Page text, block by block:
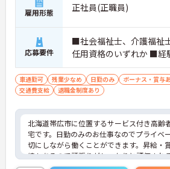
雇用形態 正社員(正職員)
応募要件
■社会福祉士、介護福祉
任用資格のいずれか ■経
車通勤可 残業少なめ 日勤のみ ボーナス・賞与
交通費支給
退職金制度あり
北海道帯広市に位置するサービス付き高齢
宅です。日勤のみのお仕事なのでプライベ
切にしながら働くことができます。昇給・
績もあるので頑張りがしっかりと評価され
す。ご興味をお持ちの方はお気軽にお問い